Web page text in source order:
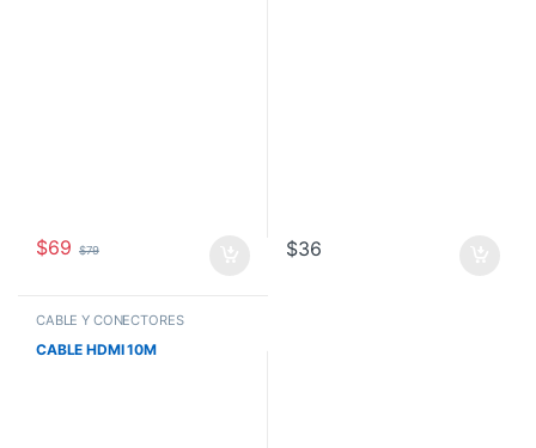
$69 $79 $36
CABLE Y CONECTORES
CABLE HDMI 10M